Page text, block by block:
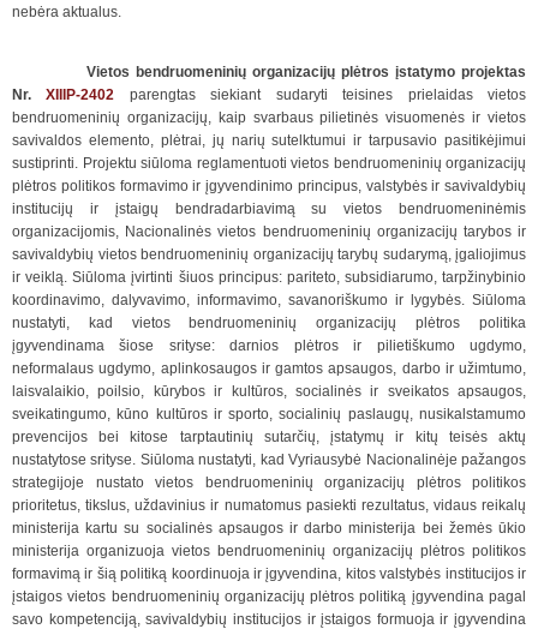
nebėra aktualus.
Vietos bendruomeninių organizacijų plėtros įstatymo projektas
Nr.XIIIP-2402
parengtas siekiant sudaryti teisines prielaidas vietos
bendruomeninių organizacijų, kaip svarbaus pilietinės visuomenės ir vietos
savivaldos elemento, plėtrai, jų narių sutelktumui ir tarpusavio pasitikėjimui
sustiprinti. Projektu siūloma reglamentuoti vietos bendruomeninių organizacijų
plėtros politikos formavimo ir įgyvendinimo principus, valstybės ir savivaldybių
institucijų ir įstaigų bendradarbiavimą su vietos bendruomeninėmis
organizacijomis, Nacionalinės vietos bendruomeninių organizacijų tarybos ir
savivaldybių vietos bendruomeninių organizacijų tarybų sudarymą, įgaliojimus
ir veiklą. Siūloma įvirtinti šiuos principus: pariteto, subsidiarumo, tarpžinybinio
koordinavimo, dalyvavimo, informavimo, savanoriškumo ir lygybės. Siūloma
nustatyti, kad vietos bendruomeninių organizacijų plėtros politika
įgyvendinama šiose srityse: darnios plėtros ir pilietiškumo ugdymo,
neformalaus ugdymo, aplinkosaugos ir gamtos apsaugos, darbo ir užimtumo,
laisvalaikio, poilsio, kūrybos ir kultūros, socialinės ir sveikatos apsaugos,
sveikatingumo, kūno kultūros ir sporto, socialinių paslaugų, nusikalstamumo
prevencijos bei kitose tarptautinių sutarčių, įstatymų ir kitų teisės aktų
nustatytose srityse. Siūloma nustatyti, kad Vyriausybė Nacionalinėje pažangos
strategijoje nustato vietos bendruomeninių organizacijų plėtros politikos
prioritetus, tikslus, uždavinius ir numatomus pasiekti rezultatus, vidaus reikalų
ministerija kartu su socialinės apsaugos ir darbo ministerija bei žemės ūkio
ministerija organizuoja vietos bendruomeninių organizacijų plėtros politikos
formavimą ir šią politiką koordinuoja ir įgyvendina, kitos valstybės institucijos ir
įstaigos vietos bendruomeninių organizacijų plėtros politiką įgyvendina pagal
savo kompetenciją, savivaldybių institucijos ir įstaigos formuoja ir įgyvendina